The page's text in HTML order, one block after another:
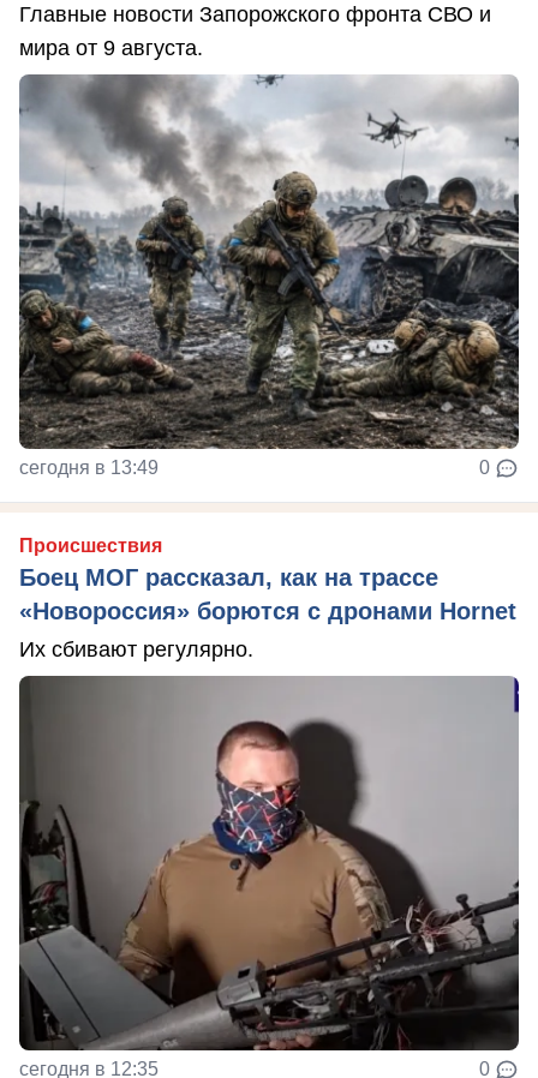
Главные новости Запорожского фронта СВО и
мира от 9 августа.
сегодня в 13:49 0
Происшествия
Боец МОГ рассказал, как на трассе
«Новороссия» борются с дронами Hornet
Их сбивают регулярно.
сегодня в 12:35 0